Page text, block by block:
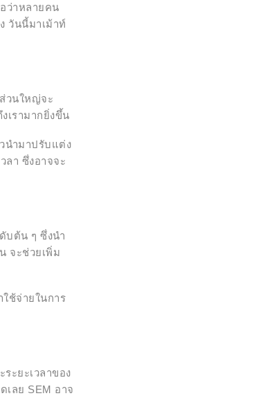
ว่าหลายคน
วันนี้มาเม้าท์
วนใหญ่จะ
เรามากยิ่งขึ้น
นำมาปรับแต่ง
ลา ซึ่งอาจจะ
บต้น ๆ ซึ่งนำ
จะช่วยเพิ่ม
ช้จ่ายในการ
ะยะเวลาของ
ลย SEM อาจ